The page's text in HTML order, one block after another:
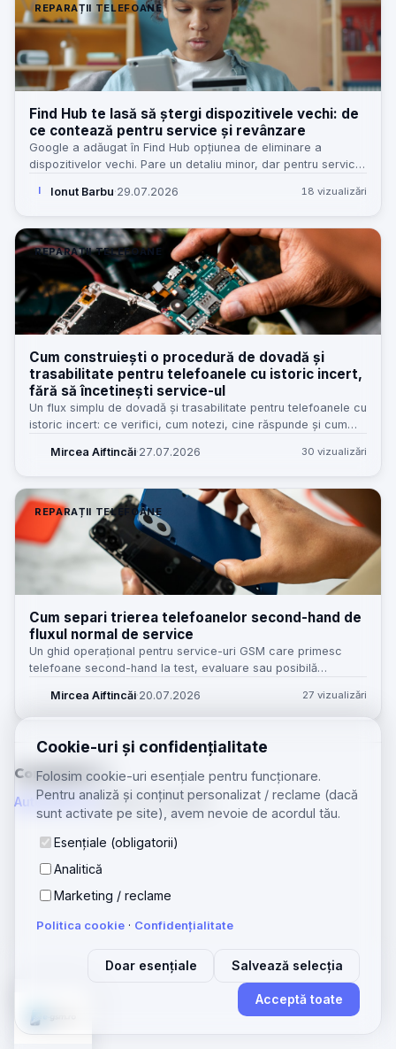
Cookie-uri și confidențialitate
Folosim cookie-uri esențiale pentru funcționare.
Pentru analiză și conținut personalizat / reclame (dacă
sunt activate pe site), avem nevoie de acordul tău.
Esențiale (obligatorii)
Analitică
Marketing / reclame
Politica cookie · Confidențialitate
Doar esențiale Salvează selecția
Acceptă toate
REPARAȚII TELEFOANE
Find Hub te lasă să ștergi dispozitivele vechi: de
ce contează pentru service și revânzare
Google a adăugat în Find Hub opțiunea de eliminare a
dispozitivelor vechi. Pare un detaliu minor, dar pentru service,
puține blocaje.
Ionut Barbu·29.07.2026 18 vizualizări
REPARAȚII TELEFOANE
Cum construiești o procedură de dovadă și
trasabilitate pentru telefoanele cu istoric incert,
fără să încetinești service-ul
Un flux simplu de dovadă și trasabilitate pentru telefoanele cu
istoric incert: ce verifici, cum notezi, cine răspunde și cum
Mircea Aiftincăi·27.07.2026 30 vizualizări
REPARAȚII TELEFOANE
Cum separi trierea telefoanelor second-hand de
fluxul normal de service
Un ghid operațional pentru service-uri GSM care primesc
telefoane second-hand la test, evaluare sau posibilă
atelier.Mircea Aiftincăi·20.07.2026 27 vizualizări
Comentarii(0)
Autentifică-tepentru a comenta.